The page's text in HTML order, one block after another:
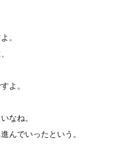
。
よ。
なね。
んでいったという。